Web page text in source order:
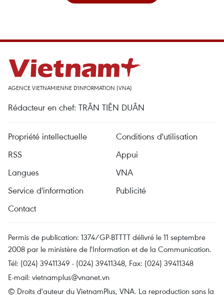
AGENCE VIETNAMIENNE D'INFORMATION (VNA)
Rédacteur en chef: TRÂN TIÊN DUÂN
Propriété intellectuelle
Conditions d'utilisation
RSS
Appui
Langues
VNA
Service d'information
Publicité
Contact
Permis de publication: 1374/GP-BTTTT délivré le 11 septembre
2008 par le ministère de l'Information et de la Communication.
Tél: (024) 39411349 - (024) 39411348, Fax: (024) 39411348
E-mail: vietnamplus@vnanet.vn
© Droits d'auteur du VietnamPlus, VNA. La reproduction sans la